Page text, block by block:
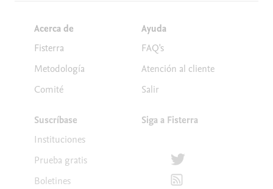
Acerca de
Fisterra
Metodología
Comité
Suscríbase
Instituciones
Prueba gratis
Boletines
Ayuda
FAQ's
Atención al cliente
Salir
Siga a Fisterra
Síguenos en Twitter
Suscríbete para recibir